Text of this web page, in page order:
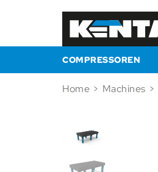
COMPRESSOREN
Home > Machines >